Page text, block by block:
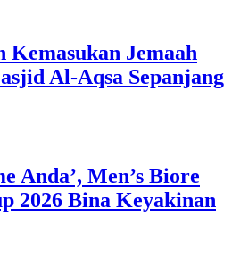
Kemasukan Jemaah
Al-Aqsa Sepanjang
Anda’, Men’s Biore
2026 Bina Keyakinan